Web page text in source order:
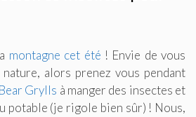
montagne cet été ! Envie de vous
alors prenez vous pendant
Bear Grylls à manger des insectes et
potable (je rigole bien sûr) ! Nous,